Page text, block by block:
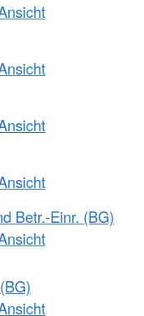
Betr.-Einr. (BG)